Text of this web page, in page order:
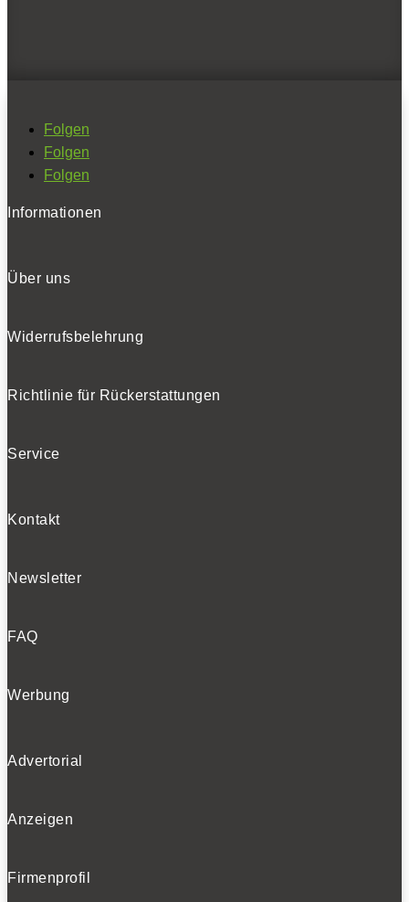
Folgen
Folgen
Folgen
Informationen
Über uns
Widerrufsbelehrung
Richtlinie für Rückerstattungen
Service
Kontakt
Newsletter
FAQ
Werbung
Advertorial
Anzeigen
Firmenprofil